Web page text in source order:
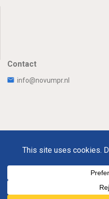
Contact
info@novumpr.nl